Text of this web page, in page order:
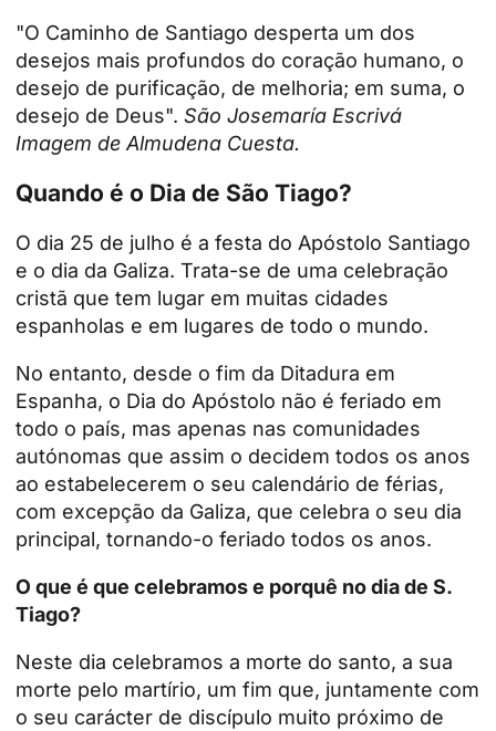
"O Caminho de Santiago desperta um dos
desejos mais profundos do coração humano, o
desejo de purificação, de melhoria; em suma, o
desejo de Deus". São Josemaría Escrivá
Imagem de Almudena Cuesta.
Quando é o Dia de São Tiago?
O dia 25 de julho é a festa do Apóstolo Santiago
e o dia da Galiza. Trata-se de uma celebração
cristã que tem lugar em muitas cidades
espanholas e em lugares de todo o mundo.
No entanto, desde o fim da Ditadura em
Espanha, o Dia do Apóstolo não é feriado em
todo o país, mas apenas nas comunidades
autónomas que assim o decidem todos os anos
ao estabelecerem o seu calendário de férias,
com excepção da Galiza, que celebra o seu dia
principal, tornando-o feriado todos os anos.
O que é que celebramos e porquê no dia de S.
Tiago?
Neste dia celebramos a morte do santo, a sua
morte pelo martírio, um fim que, juntamente com
o seu carácter de discípulo muito próximo de